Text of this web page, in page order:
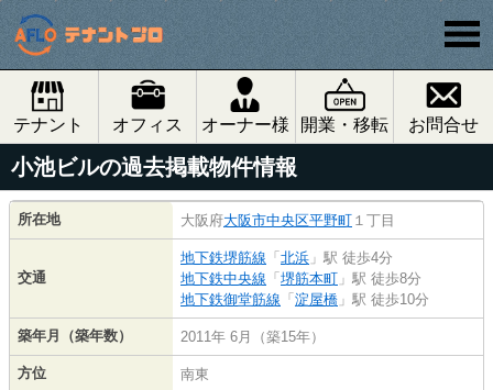
テナント オフィス オーナー様 開業・移転 お問合せ
小池ビルの過去掲載物件情報
所在地 大阪府大阪市中央区平野町 １丁目
交通
地下鉄堺筋線 「北浜 」駅 徒歩4分
地下鉄中央線 「堺筋本町 」駅 徒歩8分
地下鉄御堂筋線 「淀屋橋 」駅 徒歩10分
築年月（築年数） 2011年 6月（築15年）
方位 南東